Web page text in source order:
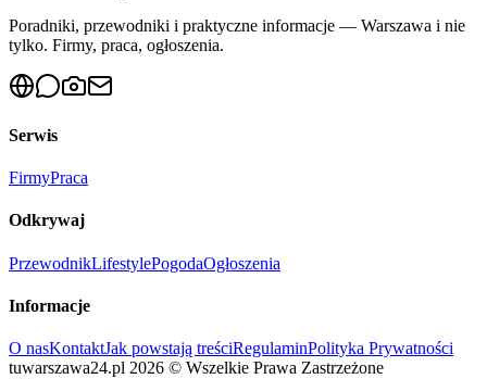
Poradniki, przewodniki i praktyczne informacje — Warszawa i nie
tylko. Firmy, praca, ogłoszenia.
Serwis
FirmyPraca
Odkrywaj
PrzewodnikLifestylePogodaOgłoszenia
Informacje
O nasKontaktJak powstają treściRegulaminPolityka Prywatności
tuwarszawa24.pl 2026 © Wszelkie Prawa Zastrzeżone